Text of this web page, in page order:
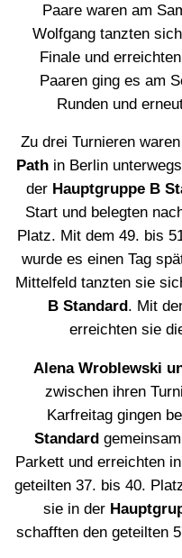
Paare waren am
Wolfgang tanzten
Finale und
Paaren ging es am
Runden und
Zu drei Turnieren waren
Pathin Berlin
der Hauptgruppe B
Start und belegten
Platz. Mit dem 49. bis
wurde es einen Tag
Mittelfeld tanzten sie
B Standard . Mit
erreichten sie
Alena Wroblewski
zwischen ihren
Karfreitag gingen
Standard
Parkett und erreichten
geteilten 37. bis 40.
sie in der
schafften den geteilten